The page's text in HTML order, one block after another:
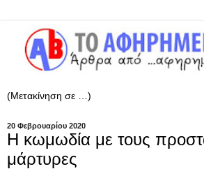
20 Φεβρουαρίου 2020
Η κωμωδία με τους
μάρτυρες